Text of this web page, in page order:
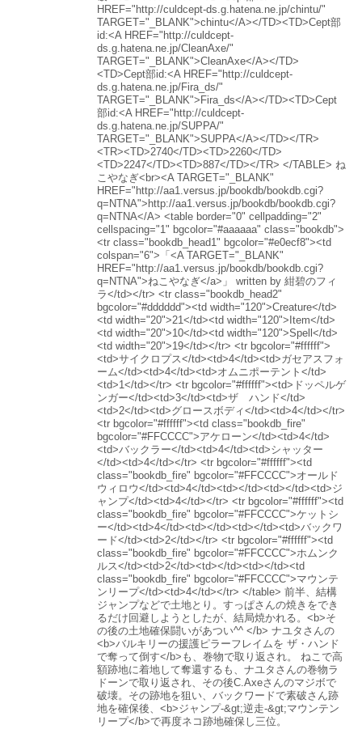
HREF="http://culdcept-ds.g.hatena.ne.jp/chintu/"
TARGET="_BLANK">chintu</A></TD><TD>Cept部
id:<A HREF="http://culdcept-
ds.g.hatena.ne.jp/CleanAxe/"
TARGET="_BLANK">CleanAxe</A></TD>
<TD>Cept部id:<A HREF="http://culdcept-
ds.g.hatena.ne.jp/Fira_ds/"
TARGET="_BLANK">Fira_ds</A></TD><TD>Cept
部id:<A HREF="http://culdcept-
ds.g.hatena.ne.jp/SUPPA/"
TARGET="_BLANK">SUPPA</A></TD></TR>
<TR><TD>2740</TD><TD>2260</TD>
<TD>2247</TD><TD>887</TD></TR> </TABLE> ね
こやなぎ<br><A TARGET="_BLANK"
HREF="http://aa1.versus.jp/bookdb/bookdb.cgi?
q=NTNA">http://aa1.versus.jp/bookdb/bookdb.cgi?
q=NTNA</A> <table border="0" cellpadding="2"
cellspacing="1" bgcolor="#aaaaaa" class="bookdb">
<tr class="bookdb_head1" bgcolor="#e0ecf8"><td
colspan="6">「<A TARGET="_BLANK"
HREF="http://aa1.versus.jp/bookdb/bookdb.cgi?
q=NTNA">ねこやなぎ</a>」 written by 紺碧のフィ
ラ</td></tr> <tr class="bookdb_head2"
bgcolor="#dddddd"><td width="120">Creature</td>
<td width="20">21</td><td width="120">Item</td>
<td width="20">10</td><td width="120">Spell</td>
<td width="20">19</td></tr> <tr bgcolor="#ffffff">
<td>サイクロプス</td><td>4</td><td>ガセアスフォ
ーム</td><td>4</td><td>オムニポーテント</td>
<td>1</td></tr> <tr bgcolor="#ffffff"><td>ドッペルゲ
ンガー</td><td>3</td><td>ザ ハンド</td>
<td>2</td><td>グロースボディ</td><td>4</td></tr>
<tr bgcolor="#ffffff"><td class="bookdb_fire"
bgcolor="#FFCCCC">アケローン</td><td>4</td>
<td>バックラー</td><td>4</td><td>シャッター
</td><td>4</td></tr> <tr bgcolor="#ffffff"><td
class="bookdb_fire" bgcolor="#FFCCCC">オールド
ウィロウ</td><td>4</td><td></td><td></td><td>ジ
ャンプ</td><td>4</td></tr> <tr bgcolor="#ffffff"><td
class="bookdb_fire" bgcolor="#FFCCCC">ケットシ
ー</td><td>4</td><td></td><td></td><td>バックワ
ード</td><td>2</td></tr> <tr bgcolor="#ffffff"><td
class="bookdb_fire" bgcolor="#FFCCCC">ホムンク
ルス</td><td>2</td><td></td><td></td><td
class="bookdb_fire" bgcolor="#FFCCCC">マウンテ
ンリープ</td><td>4</td></tr> </table> 前半、結構
ジャンプなどで土地とり。すっぱさんの焼きをでき
るだけ回避しようとしたが、結局焼かれる。<b>そ
の後の土地確保闘いがあつい^^ </b> ナユタさんの
<b>バルキリーの援護ピラーフレイムを ザ・ハンド
で奪って倒す</b>も、巻物で取り返され。 ねこで高
額跡地に着地して奪還するも、ナユタさんの巻物ラ
ドーンで取り返され、その後C.Axeさんのマジボで
破壊。その跡地を狙い、バックワードで素破さん跡
地を確保後、<b>ジャンプ-&gt;逆走-&gt;マウンテン
リープ</b>で再度ネコ跡地確保し三位。